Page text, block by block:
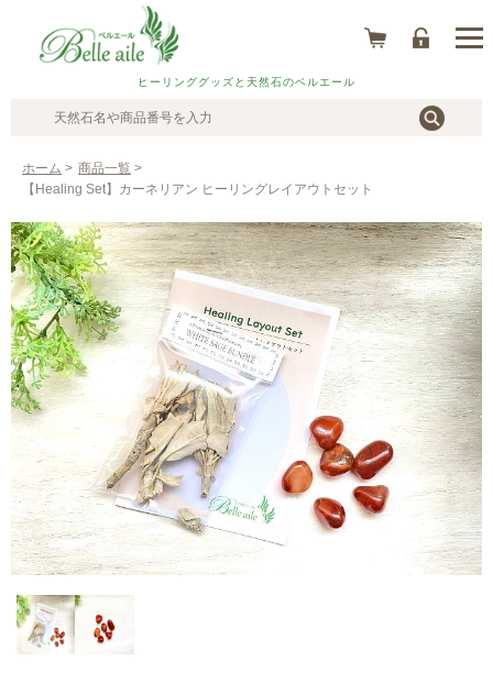
ヒーリンググッズと天然石のベルエール
ホーム > 商品一覧 >
【Healing Set】カーネリアン ヒーリングレイアウトセット